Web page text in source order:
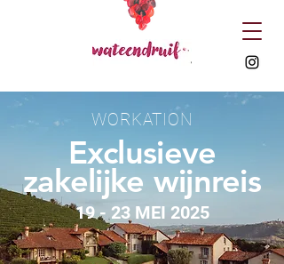
WORKATION
Exclusieve
zakelijke wijnreis
19 - 23 MEI 2025